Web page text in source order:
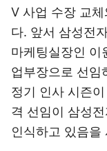
V 사업 수장 교
다. 앞서 삼성전
마케팅실장인 이
업부장으로 선임
정기 인사 시즌
격 선임이 삼성
인식하고 있음을